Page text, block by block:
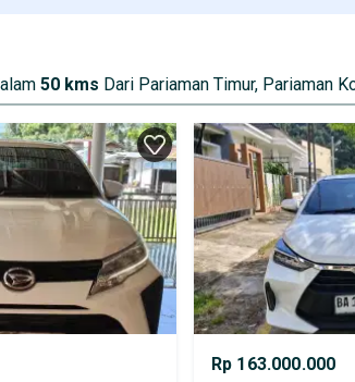
50 kms Dari Pariaman Timur, Pariaman
Rp 163.000.000